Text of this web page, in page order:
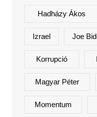
Hadházy Ákos
Izrael Joe
Korrupció
Magyar Péter
Momentum